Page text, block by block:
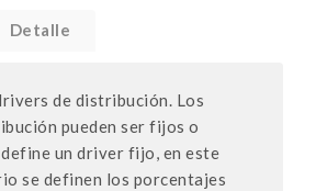
Detalle
de distribución. Los
pueden ser fijos o
un driver fijo, en este
se definen los porcentajes